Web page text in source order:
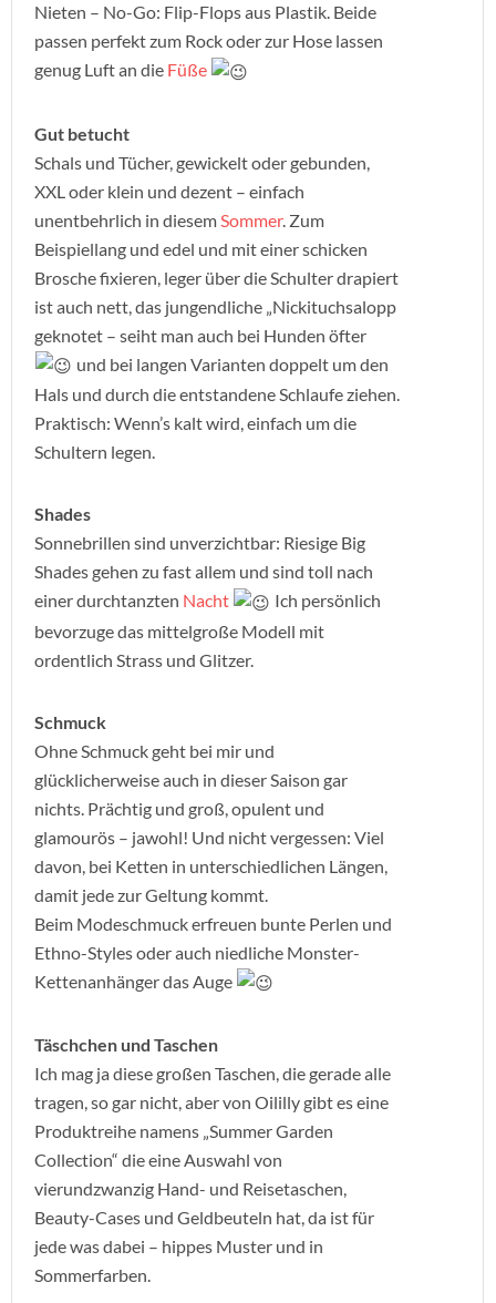
Nieten – No-Go: Flip-Flops aus Plastik. Beide
passen perfekt zum Rock oder zur Hose lassen
genug Luft an die Füße
Gut betucht
Schals und Tücher, gewickelt oder gebunden,
XXL oder klein und dezent – einfach
unentbehrlich in diesem Sommer. Zum
Beispiellang und edel und mit einer schicken
Brosche fixieren, leger über die Schulter drapiert
ist auch nett, das jungendliche „Nickituchsalopp
geknotet – seiht man auch bei Hunden öfter
und bei langen Varianten doppelt um den
Hals und durch die entstandene Schlaufe ziehen.
Praktisch: Wenn’s kalt wird, einfach um die
Schultern legen.
Shades
Sonnebrillen sind unverzichtbar: Riesige Big
Shades gehen zu fast allem und sind toll nach
einer durchtanzten Nacht
Ich persönlich
bevorzuge das mittelgroße Modell mit
ordentlich Strass und Glitzer.
Schmuck
Ohne Schmuck geht bei mir und
glücklicherweise auch in dieser Saison gar
nichts. Prächtig und groß, opulent und
glamourös – jawohl! Und nicht vergessen: Viel
davon, bei Ketten in unterschiedlichen Längen,
damit jede zur Geltung kommt.
Beim Modeschmuck erfreuen bunte Perlen und
Ethno-Styles oder auch niedliche Monster-
Kettenanhänger das Auge
Täschchen und Taschen
Ich mag ja diese großen Taschen, die gerade alle
tragen, so gar nicht, aber von Oililly gibt es eine
Produktreihe namens „Summer Garden
Collection“ die eine Auswahl von
vierundzwanzig Hand- und Reisetaschen,
Beauty-Cases und Geldbeuteln hat, da ist für
jede was dabei – hippes Muster und in
Sommerfarben.